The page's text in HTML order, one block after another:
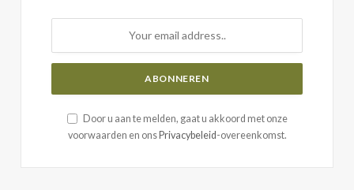
Door u aan te melden, gaat u akkoord met onze
voorwaarden en onsPrivacybeleid-overeenkomst.